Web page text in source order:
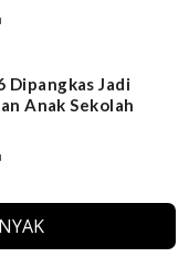
Dipangkas Jadi
Anak Sekolah